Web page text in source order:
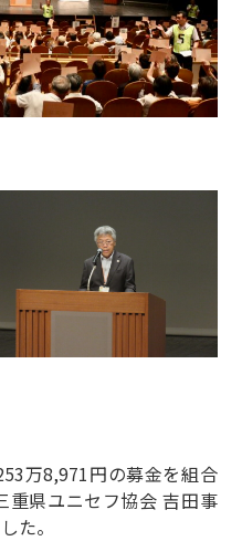
万8,971円の募金を組合
重県ユニセフ協会 吉田事
た。